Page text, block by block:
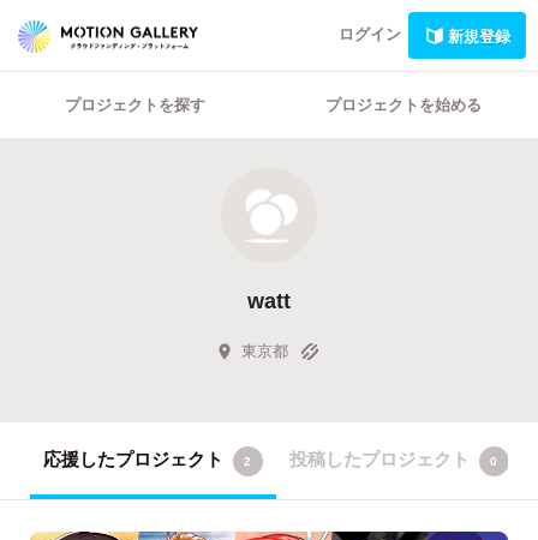
ログイン 新規登録
プロジェクトを探す プロジェクトを始める
watt
東京都
応援したプロジェクト 2 投稿したプロジェクト 0